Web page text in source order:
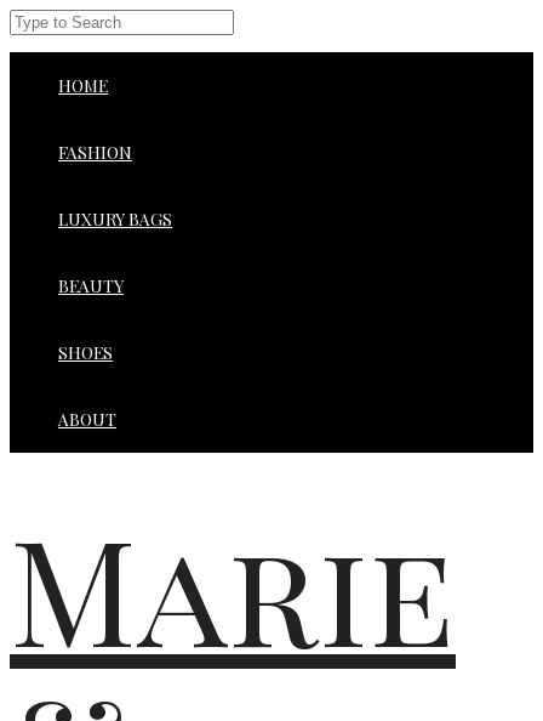
HOME
FASHION
LUXURY BAGS
BEAUTY
SHOES
ABOUT
Marie